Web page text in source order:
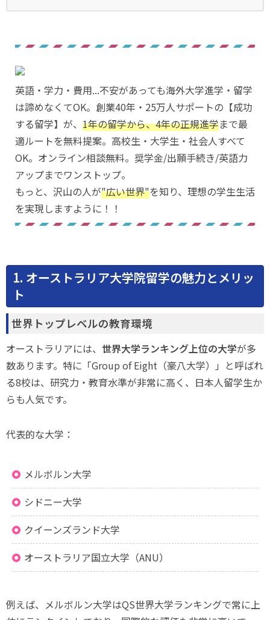
英語・学力・費用...不安があっても海外大学進学・留学
は諦めなくてOK。創業40年・25万人サポートの【成功
する留学】が、 1年の留学から、4年の正規進学まで最
適ルートを無料提案。高校生・大学生・社会人すべて
OK。オンライン相談無料。奨学金/出願手続き/英語力
アップまでワンストップ。
もっと、沢山の人が"広い世界"を知り、理想の学生生活
を実現しますように！！
1. オーストラリア大学院留学の魅力とメリッ
ト
世界トップレベルの教育環境
オーストラリアには、 世界大学ランキング上位の大学が多
数あります。特に「Group of Eight（豪八大学）」と呼ばれ
る8校は、研究力・教育水準が非常に高く、日本人留学生か
らも人気です。
代表的な大学：
メルボルン大学
シドニー大学
クイーンズランド大学
オーストラリア国立大学（ANU）
例えば、メルボルン大学はQS世界大学ランキングで常に上